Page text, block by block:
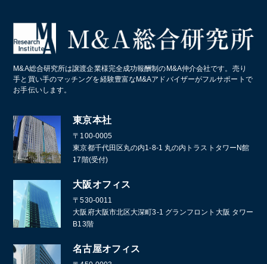
コールセンター
スポーツクラブ・フィットネスクラブ
葬儀
造船業・重機・プラント業界
M&A総合研究所は譲渡企業様完全成功報酬制のM&A仲介会社です。売り
手と買い手のマッチングを経験豊富なM&Aアドバイザーがフルサポートで
お手伝いします。
東京本社
〒100-0005
東京都千代田区丸の内1-8-1 丸の内トラストタワーN館
17階(受付)
大阪オフィス
〒530-0011
大阪府大阪市北区大深町3-1 グランフロント大阪 タワー
B13階
名古屋オフィス